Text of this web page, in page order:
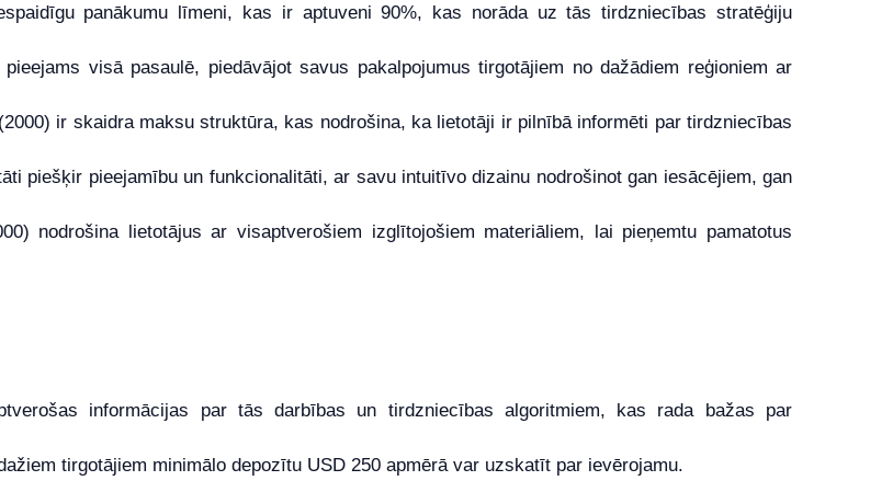
panākumu līmeni, kas ir aptuveni 90%, kas norāda uz tās tirdzniecības stratēģiju
visā pasaulē, piedāvājot savus pakalpojumus tirgotājiem no dažādiem reģioniem ar
ir skaidra maksu struktūra, kas nodrošina, ka lietotāji ir pilnībā informēti par tirdzniecības
piešķir pieejamību un funkcionalitāti, ar savu intuitīvo dizainu nodrošinot gan iesācējiem, gan
nodrošina lietotājus ar visaptverošiem izglītojošiem materiāliem, lai pieņemtu pamatotus
informācijas par tās darbības un tirdzniecības algoritmiem, kas rada bažas par
tirgotājiem minimālo depozītu USD 250 apmērā var uzskatīt par ievērojamu.